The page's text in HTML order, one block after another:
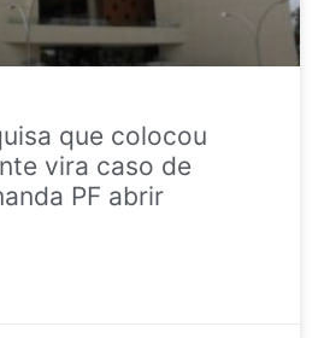
que colocou
vira caso de
PF abrir